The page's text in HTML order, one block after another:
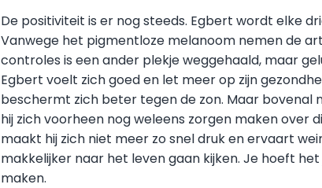
De positiviteit is er nog steeds. Egbert wordt elke
Vanwege het pigmentloze melanoom nemen de
controles is een ander plekje weggehaald, maar
Egbert voelt zich goed en let meer op zijn
beschermt zich beter tegen de zon. Maar bovenal
hij zich voorheen nog weleens zorgen maken over
maakt hij zich niet meer zo snel druk en ervaart
makkelijker naar het leven gaan kijken. Je hoeft
maken.